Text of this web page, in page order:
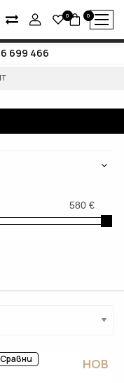
0 0
699 466
Сравни НОВ